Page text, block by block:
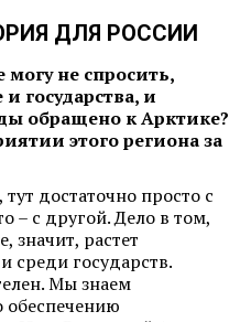
ДЛЯ РОССИИ
могу не спросить,
государства, и
обращено к Арктике?
этого региона за
достаточно просто с
– с другой. Дело в том,
значит, растет
среди государств.
Мы знаем
обеспечению